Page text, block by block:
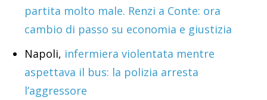
partita molto male. Renzi a Conte: ora
cambio di passo su economia e giustizia
Napoli, infermiera violentata mentre
aspettava il bus: la polizia arresta
l’aggressore